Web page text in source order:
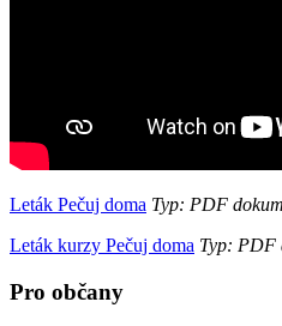
Leták Pečuj doma Typ: PDF
Leták kurzy Pečuj doma Typ: PDF
Pro občany